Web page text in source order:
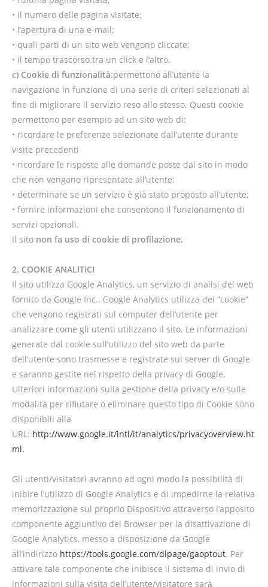
• il numero delle pagina visitate;
• l’apertura di una e-mail;
• quali parti di un sito web vengono cliccate;
• il tempo trascorso tra un click e l’altro.
c) Cookie di funzionalità:permettono all’utente la
navigazione in funzione di una serie di criteri selezionati al
fine di migliorare il servizio reso allo stesso. Questi cookie
permettono per esempio ad un sito web di:
• ricordare le preferenze selezionate dall’utente durante
visite precedenti
• ricordare le risposte alle domande poste dal sito in modo
che non vengano ripresentate all’utente;
• determinare se un servizio è già stato proposto all’utente;
• fornire informazioni che consentono il funzionamento di
servizi opzionali.
Il sito non fa uso di cookie di profilazione.
2. COOKIE ANALITICI
Il sito utilizza Google Analytics, un servizio di analisi del web
fornito da Google Inc.. Google Analytics utilizza dei “cookie”
che vengono registrati sul computer dell’utente per
analizzare come gli utenti utilizzano il sito. Le informazioni
generate dal cookie sull’utilizzo del sito web da parte
dell’utente sono trasmesse e registrate sui server di Google
e saranno gestite nel rispetto della privacy di Google.
Ulteriori informazioni sulla gestione della privacy e/o sulle
modalità per rifiutare o eliminare questo tipo di Cookie sono
disponibili alla
URL: http://www.google.it/intl/it/analytics/privacyoverview.ht
ml.
Gli utenti/visitatori avranno ad ogni modo la possibilità di
inibire l’utilizzo di Google Analytics e di impedirne la relativa
memorizzazione sul proprio Dispositivo attraverso l’apposito
componente aggiuntivo del Browser per la disattivazione di
Google Analytics, messo a disposizione da Google
all’indirizzo https://tools.google.com/dlpage/gaoptout. Per
attivare tale componente che inibisce il sistema di invio di
informazioni sulla visita dell’utente/visitatore sarà